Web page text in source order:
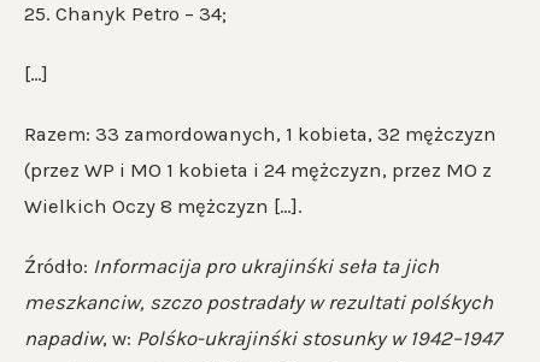
25. Chanyk Petro – 34;
[…]
Razem: 33 zamordowanych, 1 kobieta, 32 mężczyzn
(przez WP i MO 1 kobieta i 24 mężczyzn, przez MO z
Wielkich Oczy 8 mężczyzn […].
Źródło: Informacija pro ukrajinśki seła ta jich
meszkanciw, szczo postradały w rezultati polśkych
napadiw, w: Polśko-ukrajinśki stosunky w 1942–1947